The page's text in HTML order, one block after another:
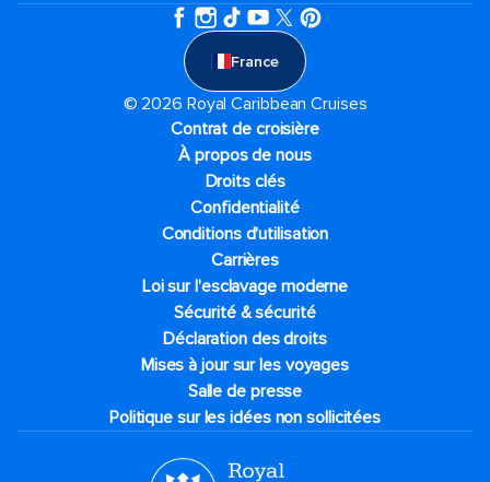
France
© 2026 Royal Caribbean Cruises
Contrat de croisière
À propos de nous
Droits clés
Confidentialité
Conditions d'utilisation
Carrières
Loi sur l'esclavage moderne
Sécurité & sécurité
Déclaration des droits
Mises à jour sur les voyages
Salle de presse
Politique sur les idées non sollicitées